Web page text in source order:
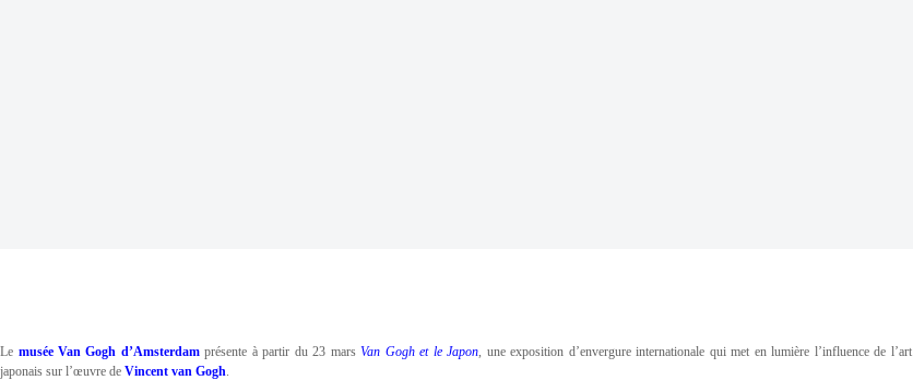
Le musée Van Gogh d’Amsterdamprésente à partir du 23 marsVan Gogh et le Japon, une exposition d’envergure internationale qui met en lumière l’influence de l’art
japonais sur l’œuvre de Vincent van Gogh.